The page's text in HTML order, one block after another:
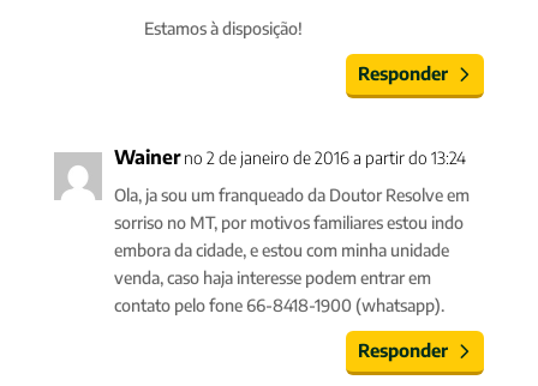
Estamos à disposição!
Responder
Wainer no 2 de janeiro de 2016 a partir do 13:24
Ola, ja sou um franqueado da Doutor Resolve em
sorriso no MT, por motivos familiares estou indo
embora da cidade, e estou com minha unidade
venda, caso haja interesse podem entrar em
contato pelo fone 66-8418-1900 (whatsapp).
Responder